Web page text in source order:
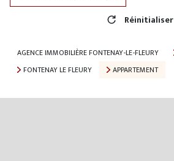
Réinitialiser
AGENCE IMMOBILIÈRE FONTENAY-LE-FLEURY
FONTENAY LE FLEURY
APPARTEMENT